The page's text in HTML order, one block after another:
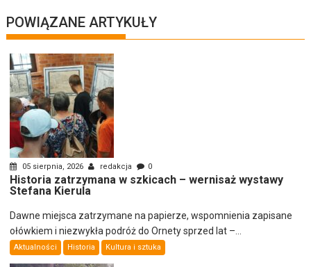
POWIĄZANE ARTYKUŁY
05 sierpnia, 2026 redakcja 0
Historia zatrzymana w szkicach – wernisaż wystawy
Stefana Kierula
Dawne miejsca zatrzymane na papierze, wspomnienia zapisane
ołówkiem i niezwykła podróż do Ornety sprzed lat –...
Aktualności Historia Kultura i sztuka